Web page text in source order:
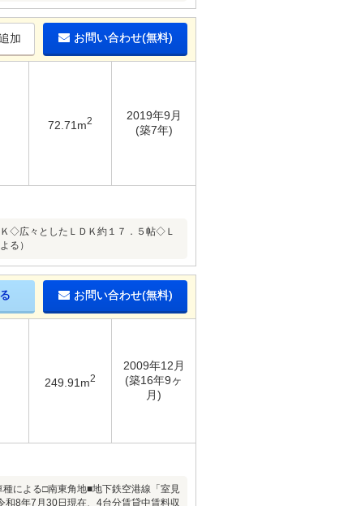
加 お問い合わせ(無料)
72.71m2
2019年9月
(築7年)
◇広々としたＬＤＫ約１７．５帖◇Ｌ
る）
お問い合わせ(無料)
249.91m2
2009年12月
(築16年9ヶ
月)
による□南東角地■地下鉄空港線「室見
8年7月30日現在、4台分賃貸中賃料収